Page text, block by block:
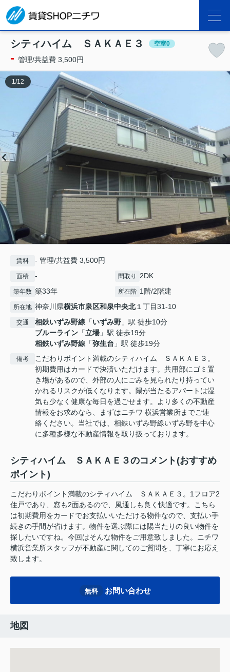
シティハイム ＳＡＫＡＥ３ 空室0
- 管理/共益費 3,500円
1 /12
賃料 - 管理/共益費 3,500円
面積 - 間取り 2DK
築年数 築33年 所在階 1階/2階建
所在地 神奈川県横浜市泉区和泉中央北１丁目31-10
交通 相鉄いずみ野線 「いずみ野 」駅 徒歩10分
ブルーライン 「立場」駅 徒歩19分
相鉄いずみ野線 「弥生台 」駅 徒歩19分
備考
こだわりポイント満載のシティハイム ＳＡＫＡＥ３。
初期費用はカードで決済いただけます。共用部にゴミ置
き場があるので、外部の人にごみを見られたり持ってい
かれるリスクが低くなります。陽が当たるアパートは湿
気も少なく健康な毎日を過ごせます。より多くの不動産
情報をお求めなら、まずはニチワ 横浜営業所までご連
絡ください。当社では、相鉄いずみ野線いずみ野を中心
に多種多様な不動産情報を取り扱っております。
シティハイム ＳＡＫＡＥ３のコメント(おすすめ
ポイント)
こだわりポイント満載のシティハイム ＳＡＫＡＥ３。1フロア2
住戸であり、窓も2面あるので、風通しも良く快適です。こちら
は初期費用をカードでお支払いいただける物件なので、支払い手
続きの手間が省けます。物件を選ぶ際には陽当たりの良い物件を
探したいですね。今回はそんな物件をご用意致しました。ニチワ
横浜営業所スタッフが不動産に関してのご質問を、丁寧にお応え
致します。
無料 お問い合わせ
地図